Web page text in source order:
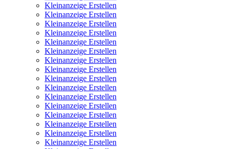
Kleinanzeige Erstellen
Kleinanzeige Erstellen
Kleinanzeige Erstellen
Kleinanzeige Erstellen
Kleinanzeige Erstellen
Kleinanzeige Erstellen
Kleinanzeige Erstellen
Kleinanzeige Erstellen
Kleinanzeige Erstellen
Kleinanzeige Erstellen
Kleinanzeige Erstellen
Kleinanzeige Erstellen
Kleinanzeige Erstellen
Kleinanzeige Erstellen
Kleinanzeige Erstellen
Kleinanzeige Erstellen